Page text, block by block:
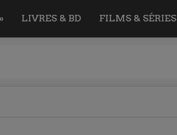
» LIVRES & BD FILMS & SÉRIES